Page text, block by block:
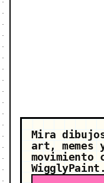
Mira
art, memes
movimiento
WigglyPaint.